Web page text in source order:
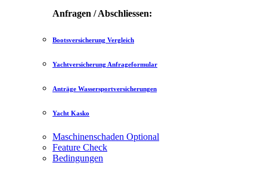
Anfragen / Abschliessen:
Bootsversicherung Vergleich
Yachtversicherung Anfrageformular
Anträge Wassersportversicherungen
Yacht Kasko
Maschinenschaden Optional
Feature Check
Bedingungen